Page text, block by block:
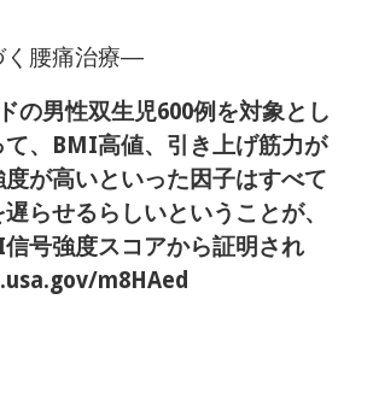
腰痛治療―
の男性双生児600例を対象とし
て、BMI高値、引き上げ筋力が
が高いといった因子はすべて
らせるらしいということが、
号強度スコアから証明され
m8HAed